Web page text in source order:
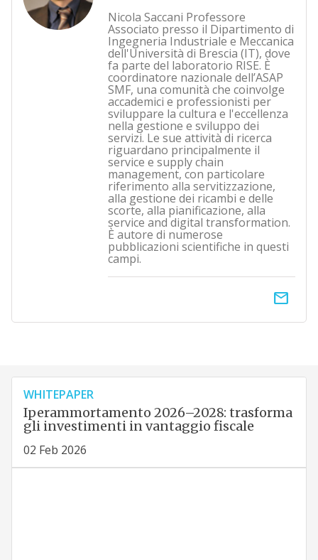
Nicola Saccani Professore
Associato presso il Dipartimento di
Ingegneria Industriale e Meccanica
dell'Università di Brescia (IT), dove
fa parte del laboratorio RISE. È
coordinatore nazionale dell’ASAP
SMF, una comunità che coinvolge
accademici e professionisti per
sviluppare la cultura e l'eccellenza
nella gestione e sviluppo dei
servizi. Le sue attività di ricerca
riguardano principalmente il
service e supply chain
management, con particolare
riferimento alla servitizzazione,
alla gestione dei ricambi e delle
scorte, alla pianificazione, alla
service and digital transformation.
È autore di numerose
pubblicazioni scientifiche in questi
campi.
email
WHITEPAPER
Iperammortamento 2026–2028: trasforma
gli investimenti in vantaggio fiscale
02 Feb 2026